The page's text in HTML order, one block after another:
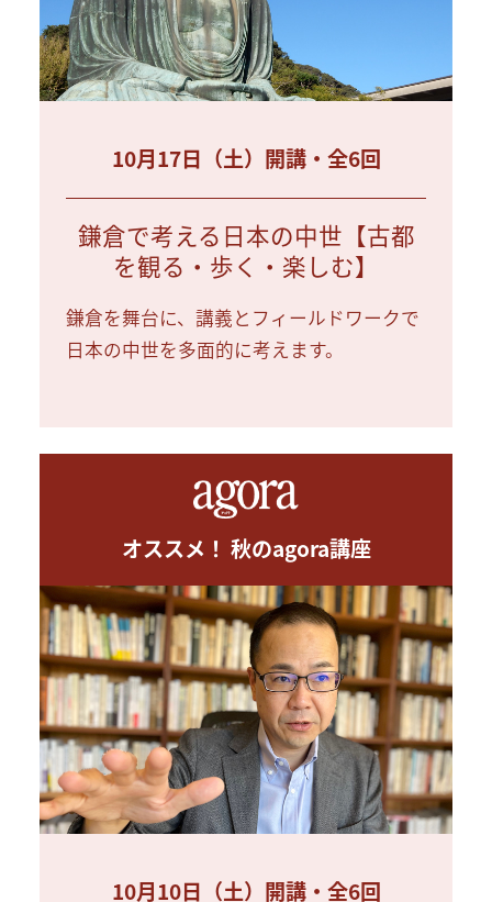
10月17日（土）開講・全6回
鎌倉で考える日本の中世【古都
を観る・歩く・楽しむ】
鎌倉を舞台に、講義とフィールドワークで
日本の中世を多面的に考えます。
オススメ！ 秋のagora講座
10月10日（土）開講・全6回